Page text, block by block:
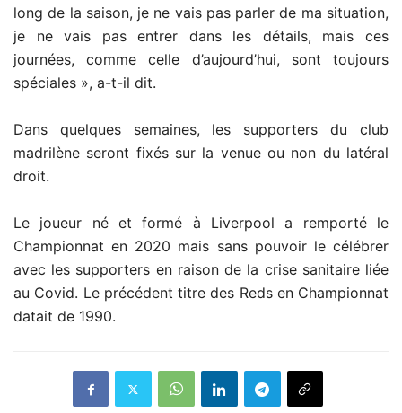
long de la saison, je ne vais pas parler de ma situation,
je ne vais pas entrer dans les détails, mais ces
journées, comme celle d’aujourd’hui, sont toujours
spéciales », a-t-il dit.
Dans quelques semaines, les supporters du club
madrilène seront fixés sur la venue ou non du latéral
droit.
Le joueur né et formé à Liverpool a remporté le
Championnat en 2020 mais sans pouvoir le célébrer
avec les supporters en raison de la crise sanitaire liée
au Covid. Le précédent titre des Reds en Championnat
datait de 1990.